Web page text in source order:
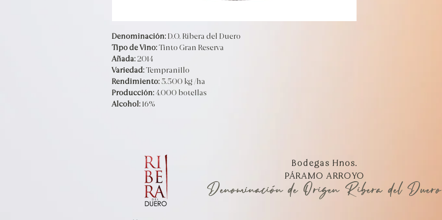
Denominación: D.O. Ribera del Duero
Tipo de Vino: Tinto Gran Reserva
Añada: 2014
Variedad: Tempranillo
Rendimiento: 3.500 kg /ha
Producción: 4.000 botellas
Alcohol: 16%
Bodegas Hnos.
PÁRAMO ARROYO
Denominación de Origen Ribera del Duero